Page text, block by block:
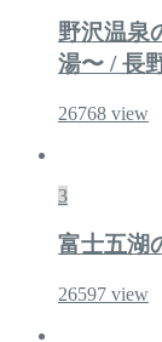
野沢温泉
湯〜 / 長
26768 view
3
富士五湖
26597 view